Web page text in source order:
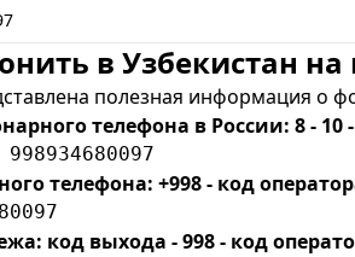
в Узбекистан на
полезная информация о
телефона в России: 8 - 10
телефона: +998 - код
код выхода - 998 - код